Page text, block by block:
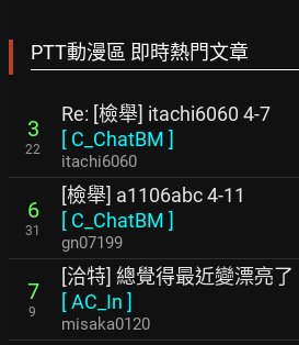
PTT動漫區 即時熱門文章
3
22
Re: [檢舉] itachi6060 4-7
[ C_ChatBM ]
itachi6060
6
31
[檢舉] a1106abc 4-11
[ C_ChatBM ]
gn07199
7
9
[洽特] 總覺得最近變漂亮了
[AC_In ]
misaka0120